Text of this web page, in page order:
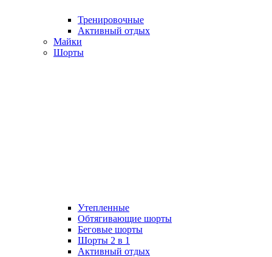
Тренировочные
Активный отдых
Майки
Шорты
Утепленные
Обтягивающие шорты
Беговые шорты
Шорты 2 в 1
Активный отдых